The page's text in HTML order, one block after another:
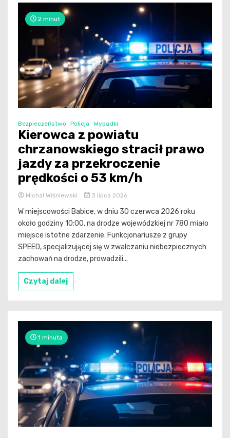
2 minut
Bezpieczeństwo Policja Wypadki
Kierowca z powiatu
chrzanowskiego stracił prawo
jazdy za przekroczenie
prędkości o 53 km/h
Michał Wiśniewski 3 lipca 2026
W miejscowości Babice, w dniu 30 czerwca 2026 roku
około godziny 10:00, na drodze wojewódzkiej nr 780 miało
miejsce istotne zdarzenie. Funkcjonariusze z grupy
SPEED, specjalizującej się w zwalczaniu niebezpiecznych
zachowań na drodze, prowadzili...
Czytaj dalej
1 minuta